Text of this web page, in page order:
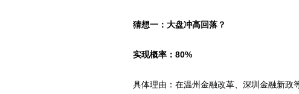
猜想一：大盘冲高回落？
实现概率：80%
具体理由：在温州金融改革、深圳金融新政